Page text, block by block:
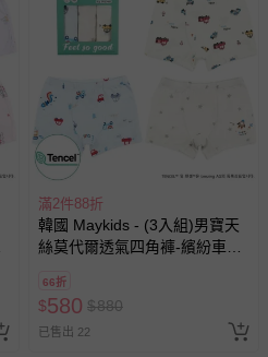
滿2件88折
韓國 Maykids - (3入組)男寶天
絲莫代爾透氣四角褲-繽紛車車
66折
$580 $880
已售出 22